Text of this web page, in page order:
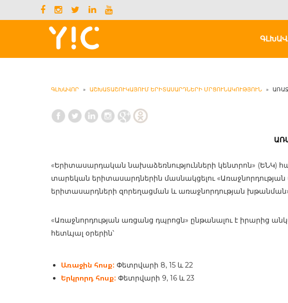
ԳԼԽԱՎՈՐ » ԱՇԽԱՏԱՇՈՒԿԱՅՈՒՄ ԵՐԻՏԱՍԱՐԴՆԵՐԻ ՄՐՑՈՒՆԱԿՈՒԹՅՈՒՆ »
«Երիտասարդական նախաձեռնությունների կենտրոն» (ԵՆԿ)
տարեկան երիտասարդներին մասնակցելու
երիտասարդների զորեղացման և առաջնորդության
«Առաջնորդության առցանց դպրոցն» ընթանալու է իրարից
հետևյալ օրերին՝
Առաջին հոսք: Փետրվարի 8, 15 և 22
Երկրորդ հոսք: Փետրվարի 9, 16 և 23